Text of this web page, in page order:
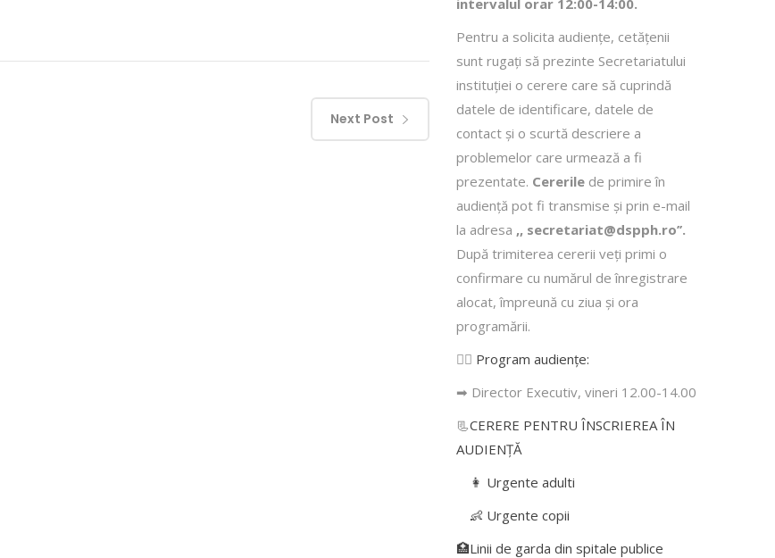
Next Post
Pentru a solicita audienţe, cetăţenii
sunt rugaţi să prezinte Secretariatului
instituției o cerere care să cuprindă
datele de identificare, datele de
contact şi o scurtă descriere a
problemelor care urmează a fi
prezentate. Cererile de primire în
audienţă pot fi transmise şi prin e-mail
la adresa ,, secretariat@dspph.ro’’.
După trimiterea cererii veţi primi o
confirmare cu numărul de înregistrare
alocat, împreună cu ziua şi ora
programării.
👩‍⚕️ Program audiențe:
➡ Director Executiv, vineri 12.00-14.00
📃CERERE PENTRU ÎNSCRIEREA ÎN
AUDIENŢĂ
👩 Urgente adulti
👶 Urgente copii
🏥Linii de garda din spitale publice